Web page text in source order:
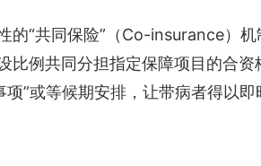
的“共同保险”（Co-insurance）
比例共同分担指定保障项目的合
”或等候期安排，让带病者得以即